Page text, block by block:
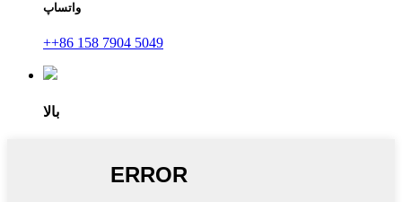
واتساپ
++86 158 7904 5049
بالا